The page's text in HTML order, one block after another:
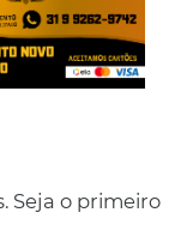
Seja o primeiro